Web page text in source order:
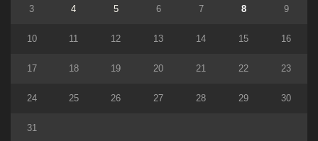
3 4 5 6 7 8 9
10 11 12 13 14 15 16
17 18 19 20 21 22 23
24 25 26 27 28 29 30
31